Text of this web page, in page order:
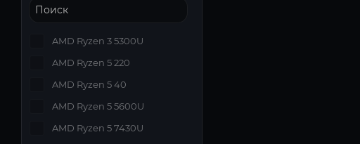
AMD Ryzen 3 5300U
AMD Ryzen 5 220
AMD Ryzen 5 40
AMD Ryzen 5 5600U
AMD Ryzen 5 7430U